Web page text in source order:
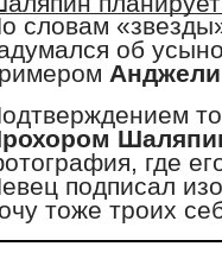
словам
об
где
подписал
тоже троих